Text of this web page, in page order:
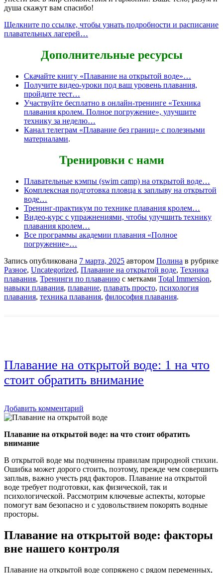
душа скажут вам спасибо!
Щелкните по ссылке, чтобы узнать подробности и расписание
плавательных лагерей…
Дополнительные ресурсы
Скачайте книгу «Плавание на открытой воде»…
Получите видео-уроки под ваш уровень плавания,
пройдите тест…
Участвуйте бесплатно в онлайн-тренинге «Техника
плавания кролем. Полное погружение», улучшите
технику за неделю…
Канал телеграм «Плавание без границ» с полезными
материалами.
Тренировки с нами
Плавательные кэмпы (swim camp) на открытой воде…
Комплексная подготовка пловца к заплыву на открытой
воде…
Тренинг-практикум по технике плавания кролем…
Видео-курс с упражнениями, чтобы улучшить технику
плавания кролем…
Все программы академии плавания «Полное
погружение»…
Запись опубликована 7 марта, 2025 автором Полина в рубрике
Разное, Uncategorized, Плавание на открытой воде, Техника
плавания, Тренинги по плаванию с метками Total Immersion,
навыки плавания, плавание, плавать просто, психология
плавания, техника плавания, философия плавания.
Плавание на открытой воде: 1 на что
стоит обратить внимание
Добавить комментарий
Плавание на открытой воде: на что стоит обратить
внимание
В открытой воде мы подчинены правилам природной стихии.
Ошибка может дорого стоить, поэтому, прежде чем совершить
заплыв, важно учесть ряд факторов. Плавание на открытой
воде требует подготовки, как физической, так и
психологической. Рассмотрим ключевые аспекты, которые
помогут вам безопасно и с удовольствием покорять водные
просторы.
Плавание на открытой воде: факторы
вне нашего контроля
Плавание на открытой воде сопряжено с рядом переменных,